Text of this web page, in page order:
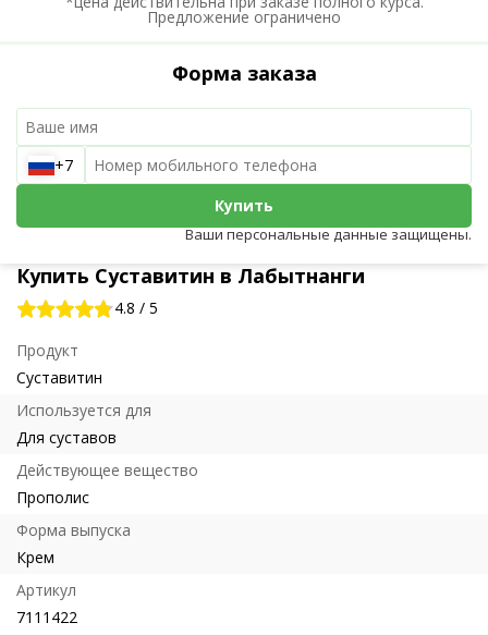
Купить Суставитин в Лабытнанги
4.8 / 5
Продукт
Суставитин
Используется для
Для суставов
Действующее вещество
Прополис
Форма выпуска
Крем
Артикул
7111422
Предложение ограничено
Форма заказа
+7
Купить
Ваши персональные данные защищены.